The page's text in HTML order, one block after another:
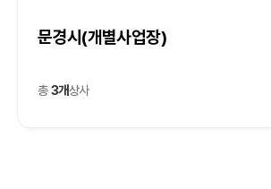
문경시(개별사업장)
총3개상사